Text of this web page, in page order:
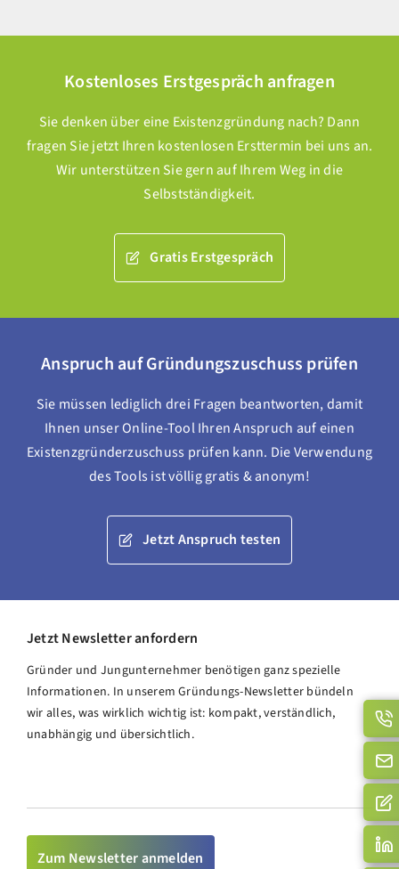
Kostenloses Erstgespräch anfragen
Sie denken über eine Existenzgründung nach? Dann
fragen Sie jetzt Ihren kostenlosen Ersttermin bei uns an.
Wir unterstützen Sie gern auf Ihrem Weg in die
Selbstständigkeit.
Gratis Erstgespräch
Anspruch auf Gründungszuschuss prüfen
Sie müssen lediglich drei Fragen beantworten, damit
Ihnen unser Online-Tool Ihren Anspruch auf einen
Existenzgründerzuschuss prüfen kann. Die Verwendung
des Tools ist völlig gratis & anonym!
Jetzt Anspruch testen
Jetzt Newsletter anfordern
Gründer und Jungunternehmer benötigen ganz spezielle
Informationen. In unserem Gründungs-Newsletter bündeln
wir alles, was wirklich wichtig ist: kompakt, verständlich,
unabhängig und übersichtlich.
Zum Newsletter anmelden